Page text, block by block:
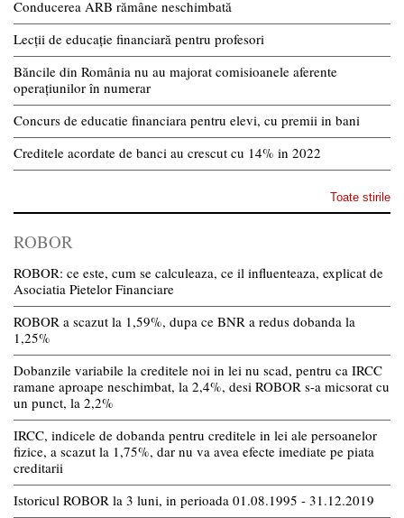
Conducerea ARB rămâne neschimbată
Lecții de educație financiară pentru profesori
Băncile din România nu au majorat comisioanele aferente
operațiunilor în numerar
Concurs de educatie financiara pentru elevi, cu premii in bani
Creditele acordate de banci au crescut cu 14% in 2022
Toate stirile
ROBOR
ROBOR: ce este, cum se calculeaza, ce il influenteaza, explicat de
Asociatia Pietelor Financiare
ROBOR a scazut la 1,59%, dupa ce BNR a redus dobanda la
1,25%
Dobanzile variabile la creditele noi in lei nu scad, pentru ca IRCC
ramane aproape neschimbat, la 2,4%, desi ROBOR s-a micsorat cu
un punct, la 2,2%
IRCC, indicele de dobanda pentru creditele in lei ale persoanelor
fizice, a scazut la 1,75%, dar nu va avea efecte imediate pe piata
creditarii
Istoricul ROBOR la 3 luni, in perioada 01.08.1995 - 31.12.2019